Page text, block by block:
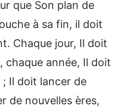
que Son plan de
à sa fin, il doit
Chaque jour, Il doit
année, Il doit
Il doit lancer de
de nouvelles ères,